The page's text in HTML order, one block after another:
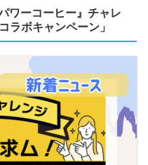
ワーコーヒー』チャレ
ラボキャンペーン」